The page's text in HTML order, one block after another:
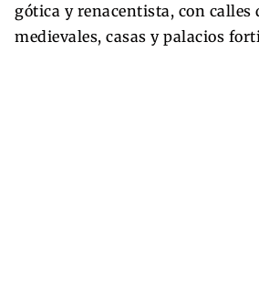
gótica y renacentista, con calles
medievales, casas y palacios